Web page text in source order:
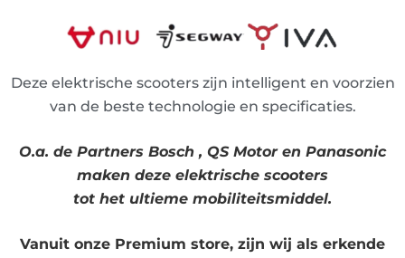
Deze elektrische scooters zijn intelligent en voorzien
van de beste technologie en specificaties.
O.a. de Partners Bosch , QS Motor en Panasonic
maken deze elektrische scooters
tot het ultieme mobiliteitsmiddel.
Vanuit onze Premium store, zijn wij als erkende